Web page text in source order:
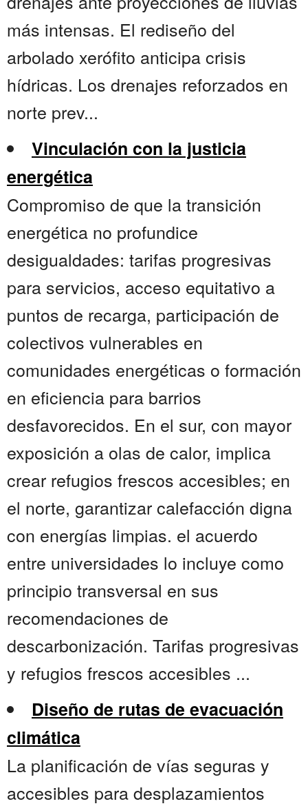
más intensas. El rediseño del
arbolado xerófito anticipa crisis
hídricas. Los drenajes reforzados en
norte prev...
Vinculación con la justicia
energética
Compromiso de que la transición
energética no profundice
desigualdades: tarifas progresivas
para servicios, acceso equitativo a
puntos de recarga, participación de
colectivos vulnerables en
comunidades energéticas o formación
en eficiencia para barrios
desfavorecidos. En el sur, con mayor
exposición a olas de calor, implica
crear refugios frescos accesibles; en
el norte, garantizar calefacción digna
con energías limpias. el acuerdo
entre universidades lo incluye como
principio transversal en sus
recomendaciones de
descarbonización. Tarifas progresivas
y refugios frescos accesibles ...
Diseño de rutas de evacuación
climática
La planificación de vías seguras y
accesibles para desplazamientos